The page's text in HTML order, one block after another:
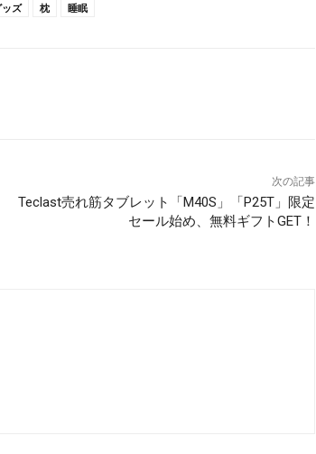
ズ 枕 睡眠
次の記事
Teclast売れ筋タブレット「M40S」「P25T」限定
セール始め、無料ギフトGET！